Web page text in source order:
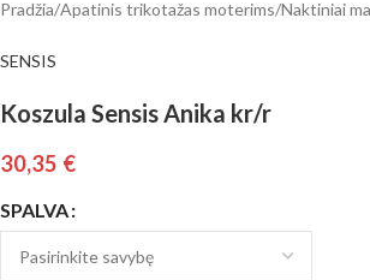
Pradžia/Apatinis trikotažas moterims/Naktiniai
SENSIS
Koszula Sensis Anika kr/r
30,35 €
SPALVA